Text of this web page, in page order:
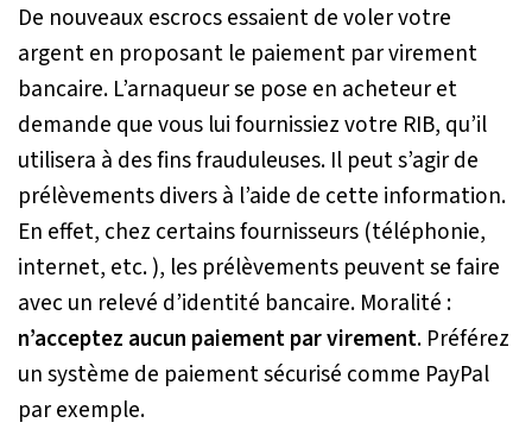
De nouveaux escrocs essaient de voler votre
argent en proposant le paiement par virement
bancaire. L’arnaqueur se pose en acheteur et
demande que vous lui fournissiez votre RIB, qu’il
utilisera à des fins frauduleuses. Il peut s’agir de
prélèvements divers à l’aide de cette information.
En effet, chez certains fournisseurs (téléphonie,
internet, etc. ), les prélèvements peuvent se faire
avec un relevé d’identité bancaire. Moralité :
n’acceptez aucun paiement par virement. Préférez
un système de paiement sécurisé comme PayPal
par exemple.